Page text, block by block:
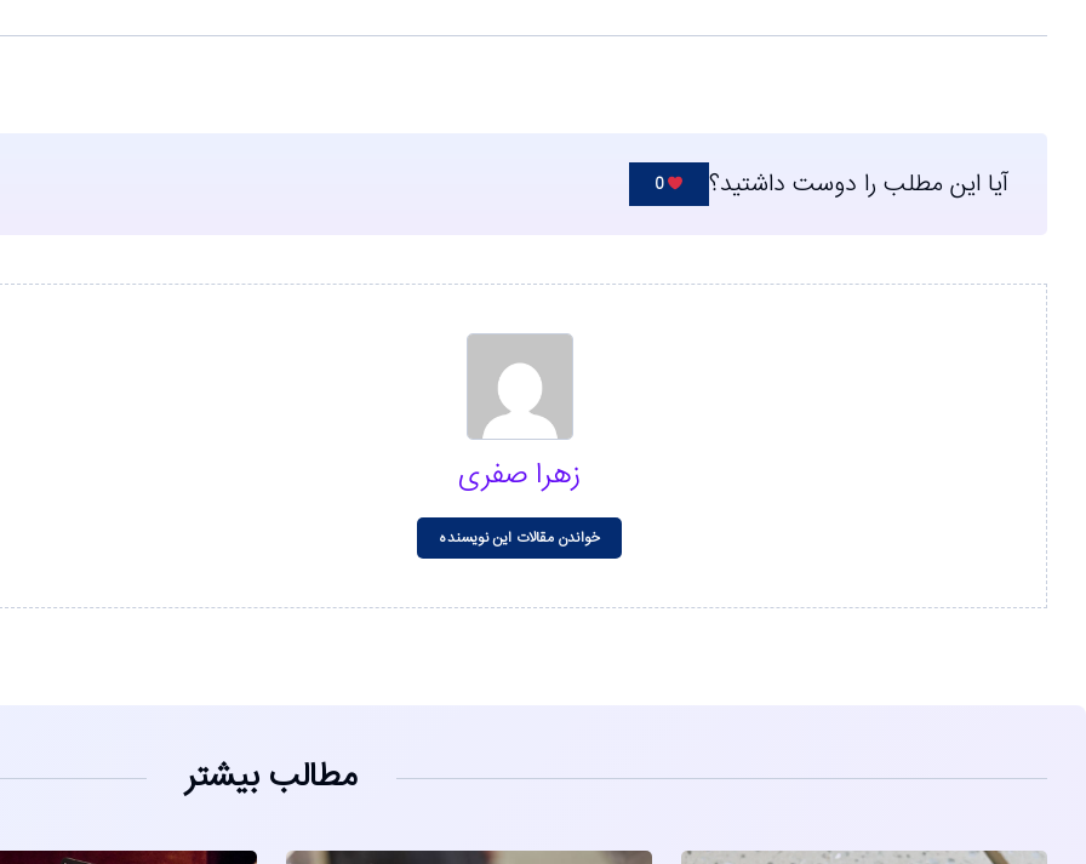
آیا این مطلب را دوست داشتید؟ 0
زهرا صفری
خواندن مقالات این نویسنده
مطالب بیشتر